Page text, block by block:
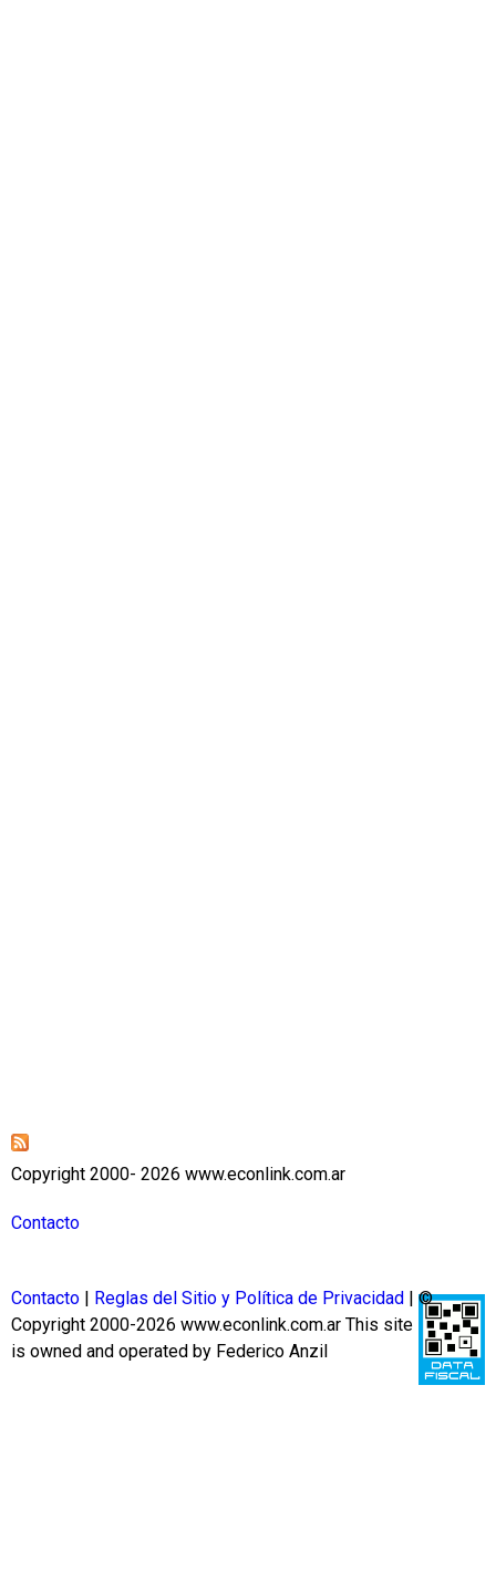
Copyright 2000- 2026 www.econlink.com.ar
Contacto
Contacto Reglas del Sitio y Política de Privacidad
| ©
Copyright 2000-2026 www.econlink.com.ar This site
is owned and operated by Federico Anzil